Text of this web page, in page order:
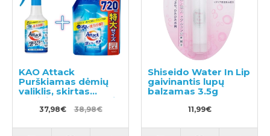
KAO Attack
Purškiamas dėmių
valiklis, skirtas
audiniams apdoroti
prieš skalbimą
720ml
37,98€ 38,98€
Shiseido Water In Lip
gaivinantis lupų
balzamas 3.5g
11,99€